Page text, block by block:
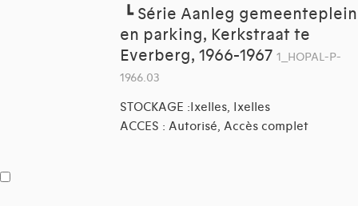
┗ Série Aanleg gemeenteplein
en parking, Kerkstraat te
Everberg, 1966-1967 1_HOPAL-P-
1966.03
STOCKAGE :Ixelles, Ixelles
ACCES : Autorisé, Accès complet